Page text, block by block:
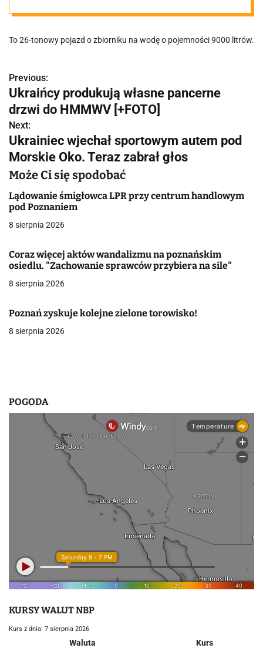
pokazów
lotniczych
To 26-tonowy pojazd o zbiorniku na wodę o pojemności 9000 litrów.
N
a
w
i
g
a
c
a
w
i
Previous:
Ukraińcy produkują własne pancerne
drzwi do HMMWV [+FOTO]
Next:
Ukrainiec wjechał sportowym autem pod
Morskie Oko. Teraz zabrał głos
Może Ci się spodobać
Lądowanie śmigłowca LPR przy centrum handlowym
pod Poznaniem
8 sierpnia 2026
Coraz więcej aktów wandalizmu na poznańskim
osiedlu. "Zachowanie sprawców przybiera na sile"
8 sierpnia 2026
Poznań zyskuje kolejne zielone torowisko!
8 sierpnia 2026
POGODA
KURSY WALUT NBP
Kurs z dnia: 7 sierpnia 2026
Waluta
Kurs